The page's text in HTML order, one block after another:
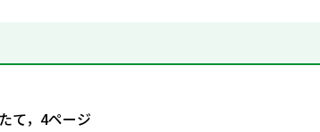
て，4ページ